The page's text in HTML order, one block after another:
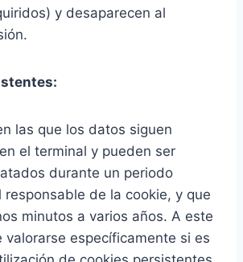
y desaparecen al
las que los datos siguen
el terminal y pueden ser
durante un periodo
de la cookie, y que
minutos a varios años. A este
valorarse específicamente si es